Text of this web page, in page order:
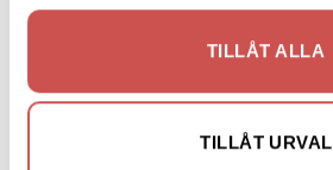
TILLÅT ALLA
TILLÅT URVAL
Möbelvård
Prissänkta utställningsmöbler